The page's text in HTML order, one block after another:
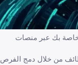
بك عبر منصات
من خلال دمج الفرص